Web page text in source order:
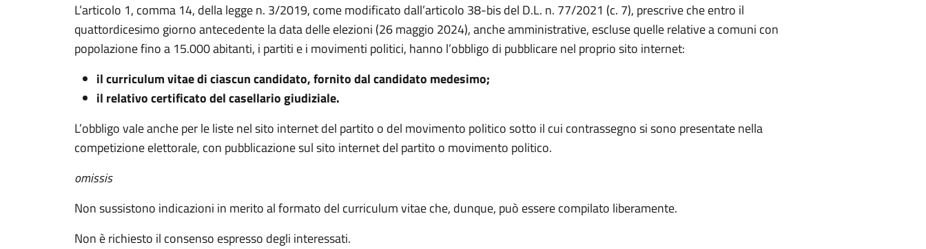
L’articolo 1, comma 14, della legge n. 3/2019, come modificato dall’articolo 38-bis del D.L. n. 77/2021 (c. 7), prescrive che entro il
quattordicesimo giorno antecedente la data delle elezioni (26 maggio 2024), anche amministrative, escluse quelle relative a comuni con
popolazione fino a 15.000 abitanti, i partiti e i movimenti politici, hanno l’obbligo di pubblicare nel proprio sito internet:
il curriculum vitae di ciascun candidato, fornito dal candidato medesimo;
il relativo certificato del casellario giudiziale.
L’obbligo vale anche per le liste nel sito internet del partito o del movimento politico sotto il cui contrassegno si sono presentate nella
competizione elettorale, con pubblicazione sul sito internet del partito o movimento politico.
omissis
Non sussistono indicazioni in merito al formato del curriculum vitae che, dunque, può essere compilato liberamente.
Non è richiesto il consenso espresso degli interessati.